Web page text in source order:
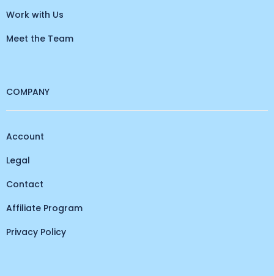
Work with Us
Meet the Team
COMPANY
Account
Legal
Contact
Affiliate Program
Privacy Policy